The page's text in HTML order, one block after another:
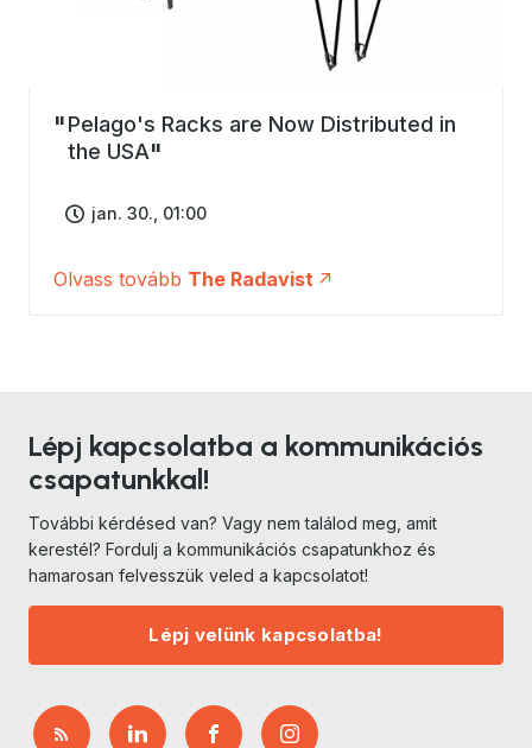
Pelago's Racks are Now Distributed in
the USA
jan. 30., 01:00
Olvass tovább The Radavist
Lépj kapcsolatba a kommunikációs
csapatunkkal!
További kérdésed van? Vagy nem találod meg, amit
kerestél? Fordulj a kommunikációs csapatunkhoz és
hamarosan felvesszük veled a kapcsolatot!
Lépj velünk kapcsolatba!